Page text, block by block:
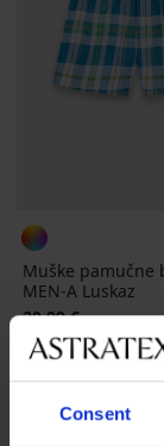
Consent
Muške pamučne
MEN-A Luskaz
20,99 €